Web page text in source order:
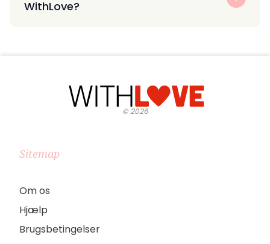
WithLove?
©2026
Sitemap
Om os
Hjælp
Brugsbetingelser